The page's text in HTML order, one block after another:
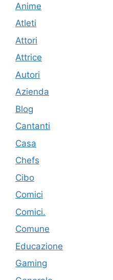
Anime
Atleti
Attori
Attrice
Autori
Azienda
Blog
Cantanti
Casa
Chefs
Cibo
Comici
Comici.
Comune
Educazione
Gaming